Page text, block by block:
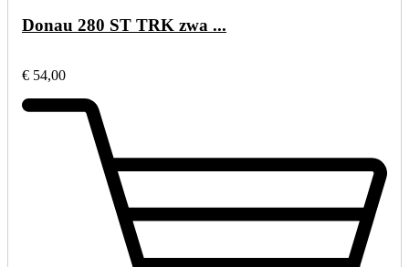
Donau 280 ST TRK zwa ...
€ 54,00